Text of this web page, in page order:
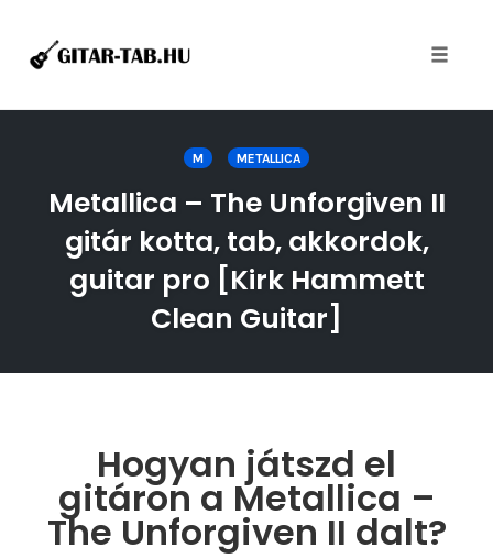
M METALLICA
Metallica – The Unforgiven II
gitár kotta, tab, akkordok,
guitar pro [Kirk Hammett
Clean Guitar]
Hogyan játszd el
gitáron a Metallica –
The Unforgiven II dalt?